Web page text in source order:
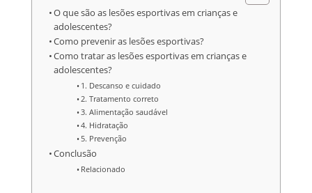
O que são as lesões esportivas em crianças e
adolescentes?
Como prevenir as lesões esportivas?
Como tratar as lesões esportivas em crianças e
adolescentes?
1. Descanso e cuidado
2. Tratamento correto
3. Alimentação saudável
4. Hidratação
5. Prevenção
Conclusão
Relacionado